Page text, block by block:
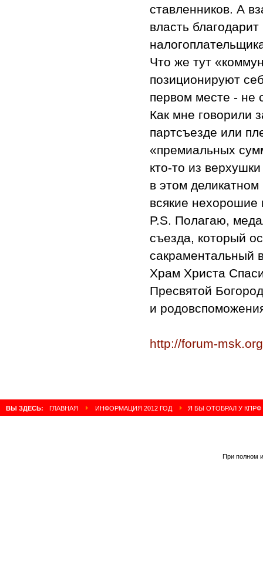
ставленников. А
власть
Что же тут
позиционируют
первом месте - не
Как мне говорили
партсъезде или
«премиальных
кто-то из
в этом
всякие
P.S. Полагаю,
съезда, который
сакраментальный
Храм Христа
Пресвятой
и
http://forum-
ВЫ ЗДЕСЬ: ГЛАВНАЯ ИНФОРМАЦИЯ 2012 ГОД Я БЫ ОТОБРАЛ У
При полном